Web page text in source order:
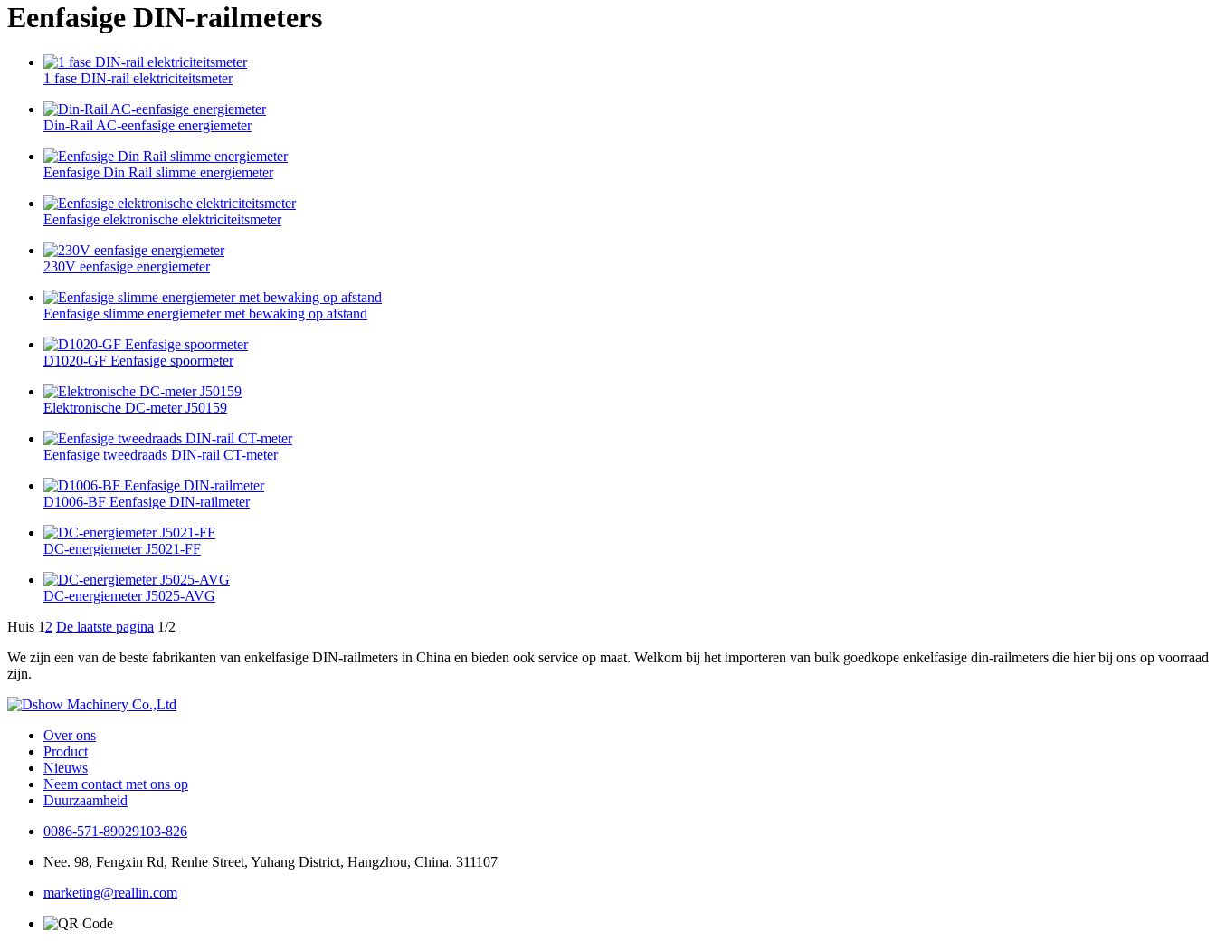
Eenfasige DIN-railmeters
1 fase DIN-rail elektriciteitsmeter
Din-Rail AC-eenfasige energiemeter
Eenfasige Din Rail slimme energiemeter
Eenfasige elektronische elektriciteitsmeter
230V eenfasige energiemeter
Eenfasige slimme energiemeter met bewaking op afstand
D1020-GF Eenfasige spoormeter
Elektronische DC-meter J50159
Eenfasige tweedraads DIN-rail CT-meter
D1006-BF Eenfasige DIN-railmeter
DC-energiemeter J5021-FF
DC-energiemeter J5025-AVG
Huis 1 2 De laatste pagina 1/2
We zijn een van de beste fabrikanten van enkelfasige DIN-railmeters in China en bieden ook service op maat. Welkom bij het importeren van bulk goedkope enkelfasige din-railmeters die hier bij ons op voorraad
zijn.
Over ons
Product
Nieuws
Neem contact met ons op
Duurzaamheid
0086-571-89029103-826
Nee. 98, Fengxin Rd, Renhe Street, Yuhang District, Hangzhou, China. 311107
marketing@reallin.com